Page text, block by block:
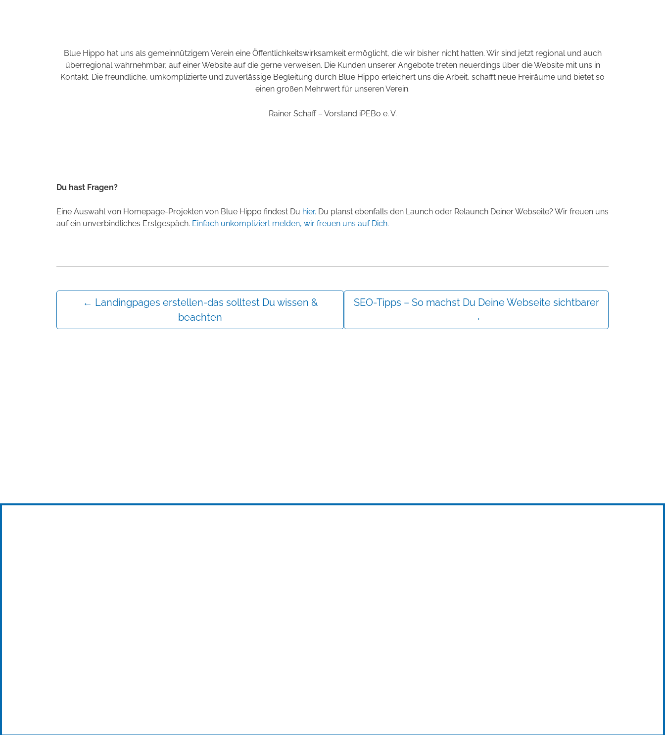
Blue Hippo hat uns als gemeinnützigem Verein eine Öffentlichkeitswirksamkeit ermöglicht, die wir bisher nicht hatten. Wir sind jetzt regional und auch
überregional wahrnehmbar, auf einer Website auf die gerne verweisen. Die Kunden unserer Angebote treten neuerdings über die Website mit uns in
Kontakt. Die freundliche, umkomplizierte und zuverlässige Begleitung durch Blue Hippo erleichert uns die Arbeit, schafft neue Freiräume und bietet so
einen großen Mehrwert für unseren Verein.
Rainer Schaff – Vorstand iPEBo e. V.
Du hast Fragen?
Eine Auswahl von Homepage-Projekten von Blue Hippo findest Du hier. Du planst ebenfalls den Launch oder Relaunch Deiner Webseite? Wir freuen uns
auf ein unverbindliches Erstgespäch. Einfach unkompliziert melden, wir freuen uns auf Dich.
← Landingpages erstellen-das solltest Du wissen &
beachten
SEO-Tipps – So machst Du Deine Webseite sichtbarer
→